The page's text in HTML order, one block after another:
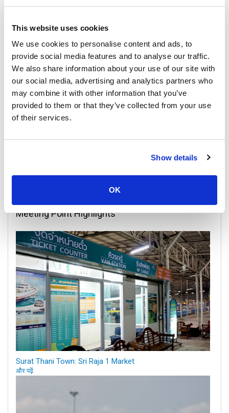
This website uses cookies
We use cookies to personalise content and ads, to
provide social media features and to analyse our traffic.
We also share information about your use of our site with
our social media, advertising and analytics partners who
may combine it with other information that you’ve
provided to them or that they’ve collected from your use
of their services.
Show details
OK
Surat Thani Town
Koh Phangan
Meeting Point Highlights
Surat Thani Town: Sri Raja 1 Market
और पढ़ें